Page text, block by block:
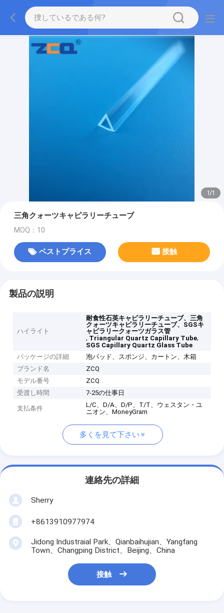
1/1
三角クォーツキャピラリーチューブ
MOQ：10
ベストプライス 接触
製品の説明
ハイライト
耐食性石英キャピラリーチューブ、三角
クォーツキャピラリーチューブ、SGSキ
ャピラリークォーツガラス管
, Triangular Quartz Capillary Tube,
SGS Capillary Quartz Glass Tube
パッケージの詳細
泡パッド、スポンジ、カートン、木箱
ブランド名
ZCQ
モデル番号
ZCQ
受渡し時間
7-25の仕事日
支払条件
L/C、D/A、D/P、T/T、ウェスタン・ユ
ニオン、MoneyGram
多くを見て下さい
連絡先の詳細
Sherry
+8613910977974
Jidong Industraial Park、Qianbaihujian、Yangfang
Town、Changping District、Beijing、China
接触